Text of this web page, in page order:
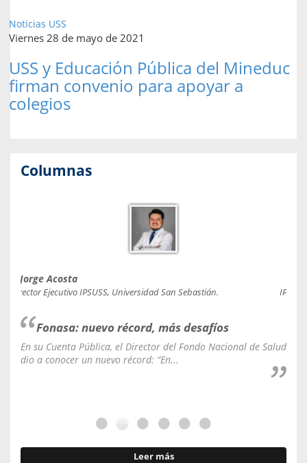
Noticias USS
Viernes 28 de mayo de 2021
USS y Educación Pública del Mineduc
firman convenio para apoyar a
colegios
Columnas
Jorge Acosta
Director Ejecutivo IPSUSS, Universidad San Sebastián.
Fonasa: nuevo récord, más desafíos
En su Cuenta Pública, el Director del Fondo Nacional de Salud
dio a conocer un nuevo récord: “En...
Leer más